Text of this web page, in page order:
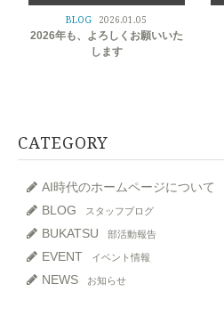
>
BLOG 2026.01.05
2026年も、よろしくお願いいた
します
CATEGORY
AI時代のホームページについて
BLOG
スタッフブログ
BUKATSU 部活動報告
EVENT イベント情報
NEWS お知らせ